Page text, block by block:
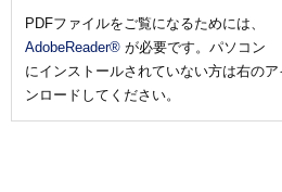
PDFファイルをご覧になるためには、
AdobeReader® が必要です。パソコン
にインストールされていない方は右の
ンロードしてください。